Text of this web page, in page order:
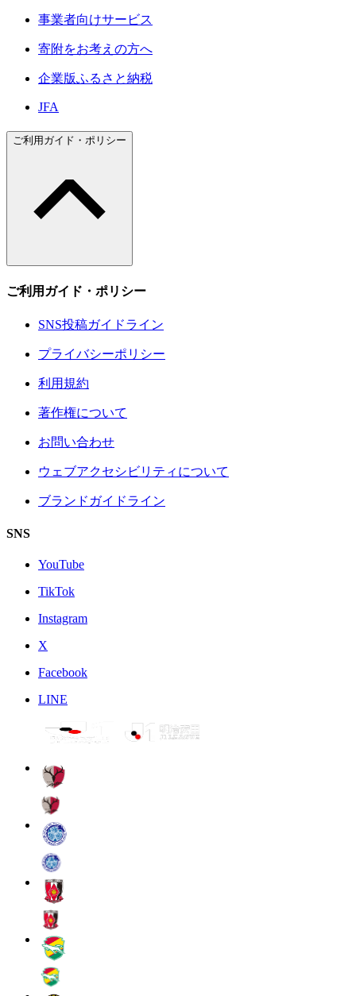
事業者向けサービス
寄附をお考えの方へ
企業版ふるさと納税
JFA
ご利用ガイド・ポリシー
ご利用ガイド・ポリシー
SNS投稿ガイドライン
プライバシーポリシー
利用規約
著作権について
お問い合わせ
ウェブアクセシビリティについて
ブランドガイドライン
SNS
YouTube
TikTok
Instagram
X
Facebook
LINE